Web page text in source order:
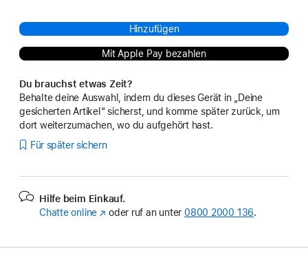
Hinzufügen
Mit Apple Pay bezahlen
Du brauchst etwas Zeit?
Behalte deine Auswahl, indem du dieses Gerät in „Deine
gesicherten Artikel“ sicherst, und komme später zurück, um
dort weiterzumachen, wo du aufgehört hast.
Für später sichern
Hilfe beim Einkauf.
Chatte online (Öffnet
oder ruf an unter 0800 2000 136.